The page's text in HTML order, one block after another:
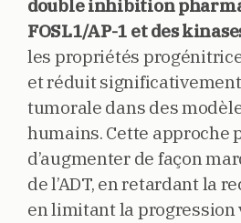
double inhibition
FOSL1/AP-1 et des
les propriétés
et réduit
tumorale dans des
humains. Cette approche
d’augmenter de façon
de l’ADT, en retardant la
en limitant la progression